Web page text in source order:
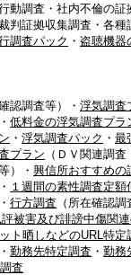
動調査・社内不倫の
判証拠収集調査・各
調査パック ・盗聴機器
認調査等）・浮気調査
・低料金の浮気調査プラ
・浮気調査パック ・最
プラン （ＤＶ関連調
）・興信所おすすめの
・ １週間の素性調査定額
・行方調査 （所在確認
被害及び誹謗中傷関
ト晒しなどのURL特定
・勤務先特定調査 ・勤務
査